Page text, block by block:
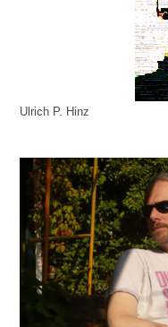
Ulrich P. Hinz